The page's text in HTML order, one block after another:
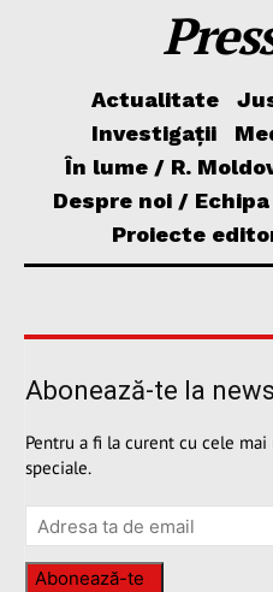
Actualitate
Investigații
În lume / R.
Despre noi / Echipa
Proiecte
Abonează-te la
Pentru a fi la curent cu cele
speciale.
Abonează-te